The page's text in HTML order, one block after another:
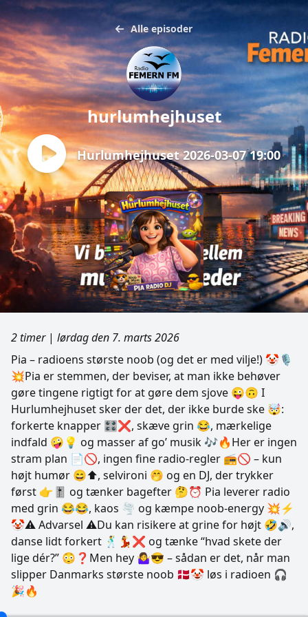
Alle episoder
hurlumhejhuset
Hurlumhejhuset 2026-03-07 19:00
2 timer| lørdag den 7. marts 2026
Pia – radioens største noob (og det er med vilje!) 🤡🎙️
💥Pia er stemmen, der beviser, at man ikke behøver
gøre tingene rigtigt for at gøre dem sjove 😜🙃 I
Hurlumhejhuset sker der det, der ikke burde ske 🤯:
forkerte knapper 🎛️❌, skæve grin 😂, mærkelige
indfald 🤪💡 og masser af go’ musik 🎶🔥Her er ingen
stram plan 📄🚫, ingen fine radio-regler 📻🚫 – kun
højt humør 😄⬆️, selvironi 🤭 og en DJ, der trykker
først 👉🎚️ og tænker bagefter 🤔⏰ Pia leverer radio
med grin 😂😂, kaos 🌪️ og kæmpe noob-energy 💥⚡
🤡⚠️ Advarsel ⚠️Du kan risikere at grine for højt 🤣🔊,
danse lidt forkert 🕺💃❌ og tænke “hvad skete der
lige dér?” 😳❓Men hey 🤷‍♀️😎 – sådan er det, når man
slipper Danmarks største noob 🇩🇰🤡 løs i radioen 🎧
🎉🔥